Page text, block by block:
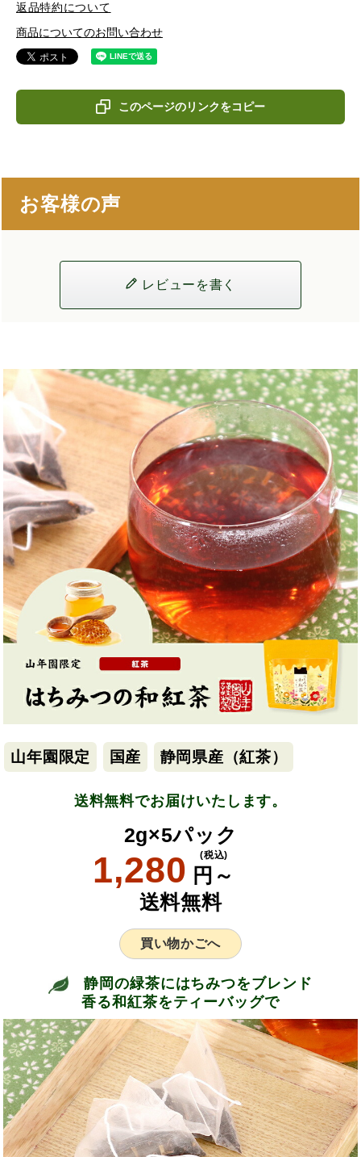
返品特約について
商品についてのお問い合わせ
このページのリンクをコピー
お客様の声
レビューを書く
山年園限定 国産 静岡県産（紅茶）
送料無料でお届けいたします。
2g×5パック
1,280 円～
(税込)
送料無料
買い物かごへ
静岡の緑茶にはちみつをブレンド
香る和紅茶をティーバッグで